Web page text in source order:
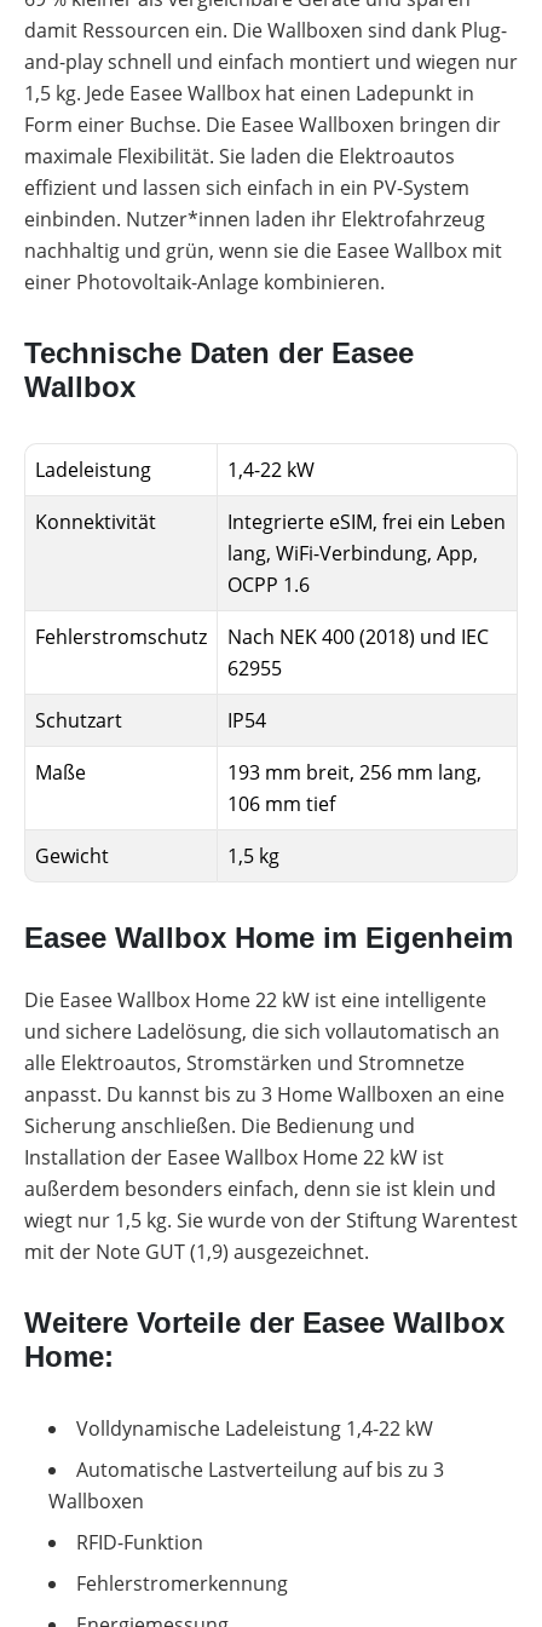
Wärmepumpe
Voraussetzungen
Wärmepumpe:
Wirtschaftlichkeit
berechnen
PV-
Auslegungstools
Unabhängigkeitsrechner
Marktstammdatenregister
damit Ressourcen ein. Die Wallboxen sind dank Plug-
and-play schnell und einfach montiert und wiegen nur
1,5 kg. Jede Easee Wallbox hat einen Ladepunkt in
Form einer Buchse. Die Easee Wallboxen bringen dir
maximale Flexibilität. Sie laden die Elektroautos
effizient und lassen sich einfach in ein PV-System
einbinden. Nutzer*innen laden ihr Elektrofahrzeug
nachhaltig und grün, wenn sie die Easee Wallbox mit
einer Photovoltaik-Anlage kombinieren.
Technische Daten der Easee
Wallbox
Ladeleistung
1,4-22 kW
Konnektivität
Integrierte eSIM, frei ein Leben
lang, WiFi-Verbindung, App,
OCPP 1.6
Fehlerstromschutz
Nach NEK 400 (2018) und IEC
62955
Schutzart
IP54
Maße
193 mm breit, 256 mm lang,
106 mm tief
Gewicht
1,5 kg
Easee Wallbox Home im Eigenheim
Die Easee Wallbox Home 22 kW ist eine intelligente
und sichere Ladelösung, die sich vollautomatisch an
alle Elektroautos, Stromstärken und Stromnetze
anpasst. Du kannst bis zu 3 Home Wallboxen an eine
Sicherung anschließen. Die Bedienung und
Installation der Easee Wallbox Home 22 kW ist
außerdem besonders einfach, denn sie ist klein und
wiegt nur 1,5 kg. Sie wurde von der Stiftung Warentest
mit der Note GUT (1,9) ausgezeichnet.
Weitere Vorteile der Easee Wallbox
Home:
Volldynamische Ladeleistung 1,4-22 kW
Automatische Lastverteilung auf bis zu 3
Wallboxen
RFID-Funktion
Fehlerstromerkennung